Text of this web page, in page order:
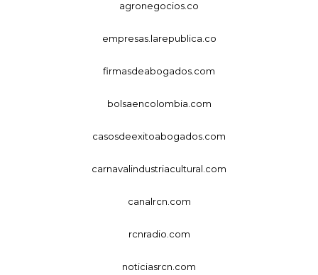
agronegocios.co
empresas.larepublica.co
firmasdeabogados.com
bolsaencolombia.com
casosdeexitoabogados.com
carnavalindustriacultural.com
canalrcn.com
rcnradio.com
noticiasrcn.com